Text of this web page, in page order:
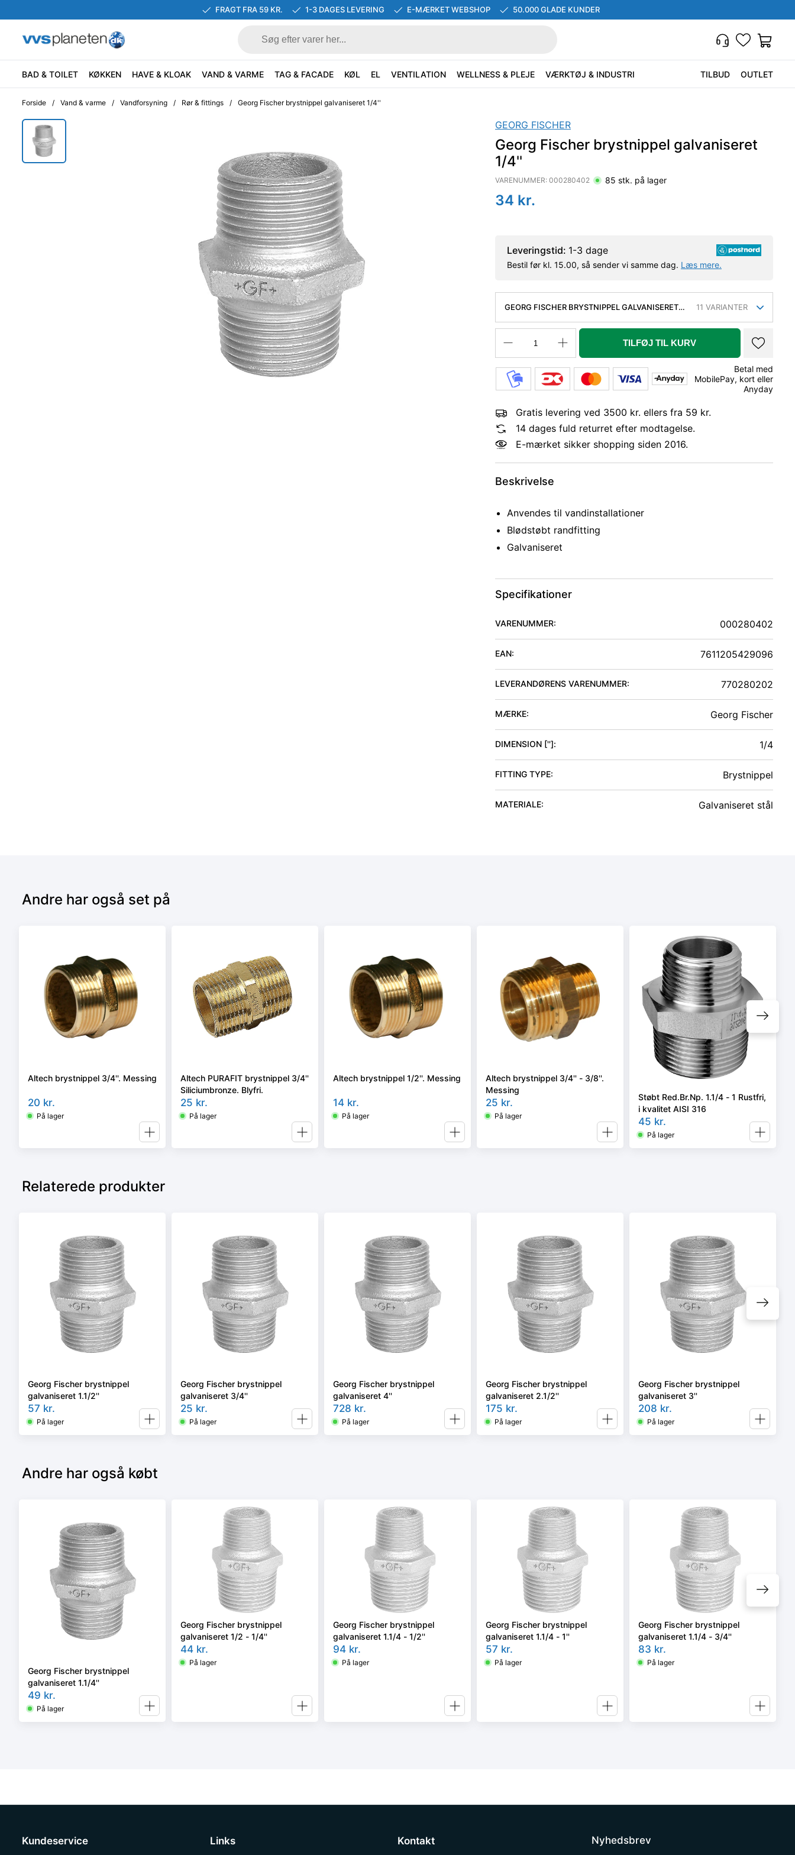
FRAGT FRA 59 KR. 1-3 DAGES LEVERING E-MÆRKET WEBSHOP 50.000 GLADE KUNDER
BAD & TOILET KØKKEN HAVE & KLOAK VAND & VARME TAG & FACADE KØL EL VENTILATION WELLNESS & PLEJE VÆRKTØJ & INDUSTRI TILBUD OUTLET
Forside / Vand & varme / Vandforsyning / Rør & fittings / Georg Fischer brystnippel galvaniseret 1/4''
GEORG FISCHER
Georg Fischer brystnippel galvaniseret
1/4''
VARENUMMER: 000280402 85 stk. på lager
34 kr.
Leveringstid: 1-3 dage
Bestil før kl. 15.00, så sender vi samme dag. Læs mere.
GEORG FISCHER BRYSTNIPPEL GALVANISERET
11 VARIANTER
TILFØJ TIL KURV
Betal med
MobilePay, kort eller
Anyday
Gratis levering ved 3500 kr. ellers fra 59 kr.
14 dages fuld returret efter modtagelse.
E-mærket sikker shopping siden 2016.
Beskrivelse
Anvendes til vandinstallationer
Blødstøbt randfitting
Galvaniseret
Specifikationer
VARENUMMER: 000280402
EAN: 7611205429096
LEVERANDØRENS VARENUMMER: 770280202
MÆRKE: Georg Fischer
DIMENSION ['']: 1/4
FITTING TYPE: Brystnippel
MATERIALE: Galvaniseret stål
Andre har også set på
Altech brystnippel 3/4''. Messing
20 kr.
På lager
Altech PURAFIT brystnippel 3/4''
Siliciumbronze. Blyfri.
25 kr.
På lager
Altech brystnippel 1/2''. Messing
14 kr.
På lager
Altech brystnippel 3/4'' - 3/8''.
Messing
25 kr.
På lager
Støbt Red.Br.Np. 1.1/4 - 1 Rustfri,
i kvalitet AISI 316
45 kr.
På lager
Relaterede produkter
Georg Fischer brystnippel
galvaniseret 1.1/2''
57 kr.
På lager
Georg Fischer brystnippel
galvaniseret 3/4''
25 kr.
På lager
Georg Fischer brystnippel
galvaniseret 4''
728 kr.
På lager
Georg Fischer brystnippel
galvaniseret 2.1/2''
175 kr.
På lager
Georg Fischer brystnippel
galvaniseret 3''
208 kr.
På lager
Andre har også købt
Georg Fischer brystnippel
galvaniseret 1.1/4''
49 kr.
På lager
Georg Fischer brystnippel
galvaniseret 1/2 - 1/4''
44 kr.
På lager
Georg Fischer brystnippel
galvaniseret 1.1/4 - 1/2''
94 kr.
På lager
Georg Fischer brystnippel
galvaniseret 1.1/4 - 1''
57 kr.
På lager
Georg Fischer brystnippel
galvaniseret 1.1/4 - 3/4''
83 kr.
På lager
Kundeservice Links Kontakt Nyhedsbrev